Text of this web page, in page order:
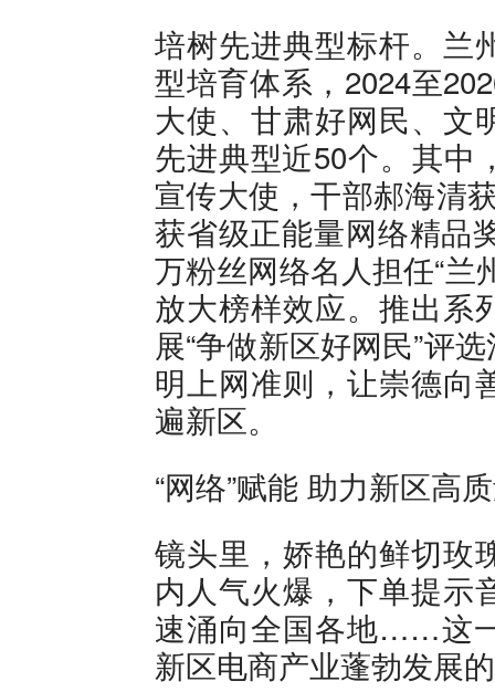
培树先进典型标杆。兰
型培育体系，2024至
大使、甘肃好网民、文
先进典型近50个。其中
宣传大使，干部郝海清
获省级正能量网络精品
万粉丝网络名人担任“兰
放大榜样效应。推出系
展“争做新区好网民”评
明上网准则，让崇德向
遍新区。
“网络”赋能 助力新区高
镜头里，娇艳的鲜切玫
内人气火爆，下单提示
速涌向全国各地……这
新区电商产业蓬勃发展